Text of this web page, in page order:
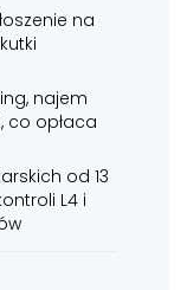
na
najem
co opłaca
od 13
L4 i